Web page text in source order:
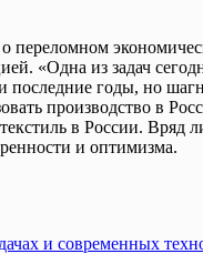
«Одна из задач
годы, но
производство в
в России. Вряд
и оптимизма.
и современных